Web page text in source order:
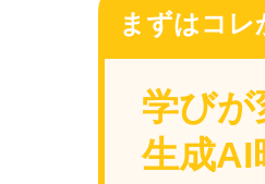
まずはコレ
学びが
生成AI